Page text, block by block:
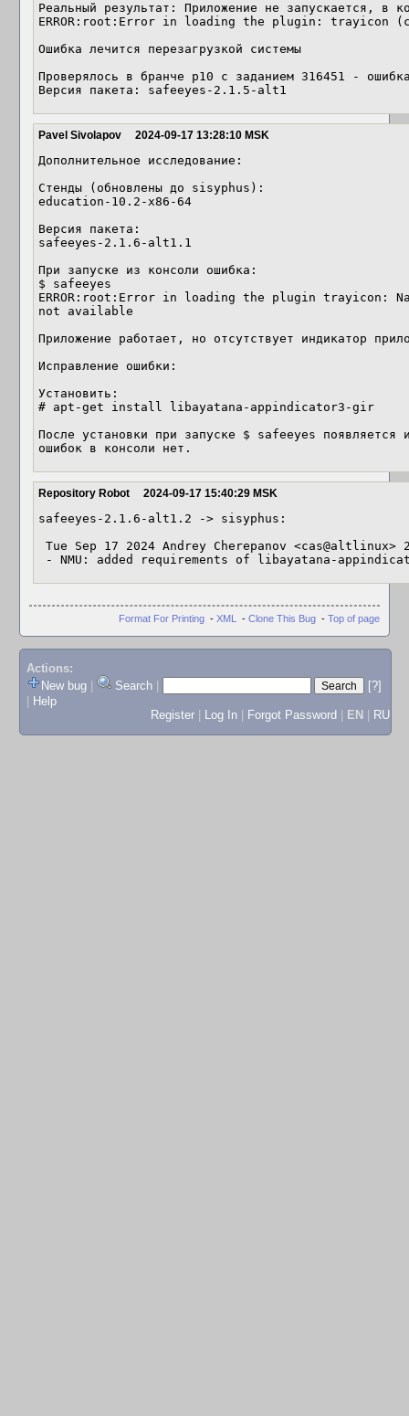
Реальный результат: Приложение не запускается, в
ERROR:root:Error in loading the plugin: trayicon
Ошибка лечится перезагрузкой системы
Проверялось в бранче p10 с заданием 316451 -
Версия пакета: safeeyes-2.1.5-alt1
Pavel Sivolapov 2024-09-17 13:28:10 MSK
Дополнительное исследование:
Стенды (обновлены до sisyphus):
education-10.2-x86-64
Версия пакета:
safeeyes-2.1.6-alt1.1
При запуске из консоли ошибка:
$ safeeyes
ERROR:root:Error in loading the plugin trayicon:
not available
Приложение работает, но отсутствует индикатор
Исправление ошибки:
Установить:
# apt-get install libayatana-appindicator3-gir
После установки при запуске $ safeeyes появляется
ошибок в консоли нет.
Repository Robot 2024-09-17 15:40:29 MSK
safeeyes-2.1.6-alt1.2 -> sisyphus:
- NMU: added requirements of libayatana-
Format For Printing - XML - Clone This Bug - Top of page
Actions:
New bug
Search
[?]
Help
Register
Log In Forgot Password EN RU